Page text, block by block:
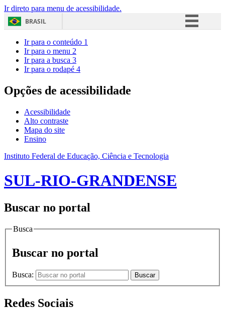
Ir direto para menu de acessibilidade.
BRASIL
Acesso à informação
Ir para o conteúdo 1
Ir para o menu 2
Ir para a busca 3
Ir para o rodapé 4
Opções de acessibilidade
Acessibilidade
Alto contraste
Mapa do site
Ensino
Instituto Federal de Educação, Ciência e Tecnologia
SUL-RIO-GRANDENSE
Buscar no portal
Busca
Buscar no portal
Busca: Buscar
Redes Sociais